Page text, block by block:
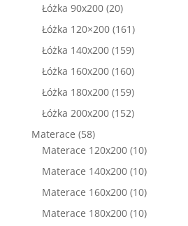
produktów
Łóżka 90x200 2020
produktów
Łóżka 120×200 161161
produktów
Łóżka 140x200 159159
produktów
Łóżka 160x200 160160
produktów
Łóżka 180x200 159159
produktów
Łóżka 200x200 152152
Materace 5858
produktów
Materace 120x200 1010
produktów
Materace 140x200 1010
produktów
Materace 160x200 1010
produktów
Materace 180x200 1010